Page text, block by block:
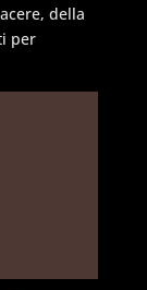
della
per